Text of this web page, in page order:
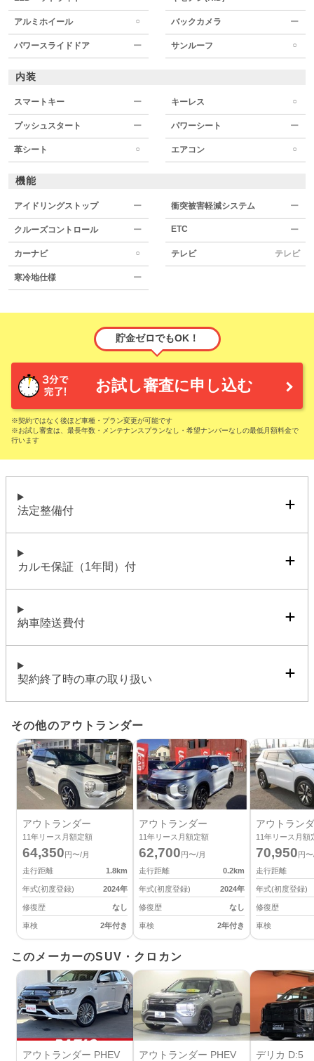
アルミホイール ○ バックカメラ ー
パワースライドドア ー サンルーフ ○
内装
スマートキー ー キーレス ○
プッシュスタート ー パワーシート ー
革シート ○ エアコン ○
機能
アイドリングストップ ー 衝突被害軽減システム ー
クルーズコントロール ー ETC ー
カーナビ ○ テレビ テレビ
寒冷地仕様 ー
貯金ゼロでもOK！
お試し審査に申し込む
※契約ではなく後ほど車種・プラン変更が可能です
※お試し審査は、最長年数・メンテナンスプランなし・希望ナンバーなしの最低月額料金で
行います
法定整備付
カルモ保証（1年間）付
納車陸送費付
契約終了時の車の取り扱い
その他のアウトランダー
アウトランダー
11年リース月額定額
64,350円〜/月
走行距離
1.8km
年式(初度登録) 2024年
修復歴 なし
車検 2年付き
アウトランダー
11年リース月額定額
62,700円〜/月
走行距離
0.2km
年式(初度登録) 2024年
修復歴 なし
車検 2年付き
アウトラン
11年リース月額
70,950円
走行距離
年式(初度登録)
修復歴
車検
このメーカーのSUV・クロカン
アウトランダー PHEV アウトランダー PHEV デリカ D:5